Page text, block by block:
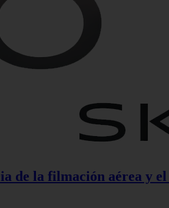
de la filmación aérea y